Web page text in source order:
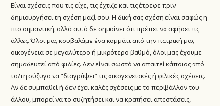
Είναι σχέσεις που τις είχε, τις έχτιζε και τις έτρεφε πριν
δημιουργήσει τη σχέση μαζί σου. Η δική σας σχέση είναι σαφώς η
πιο σημαντική, αλλά αυτό δε σημαίνει ότι πρέπει να αφήσει τις
άλλες. Όλοι μας κουβαλάμε ένα κομμάτι από την πατρική μας
οικογένεια σε μεγαλύτερο ή μικρότερο βαθμό, όλοι μας έχουμε
σημαδευτεί από φιλίες. Δεν είναι σωστό να απαιτεί κάποιος από
το/τη σύζυγο να “διαγράψει” τις οικογενειακές ή φιλικές σχέσεις.
Αν δε συμπαθεί ή δεν έχει καλές σχέσεις με το περιβάλλον του
άλλου, μπορεί να το συζητήσει και να κρατήσει αποστάσεις,